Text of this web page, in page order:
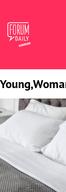
ЖИЗНЬ И
ИММИГРАЦИЯ
ЗНАМЕНИТОСТИ
АВТОРСКИЕ
ЗДОРОВЬЕ И